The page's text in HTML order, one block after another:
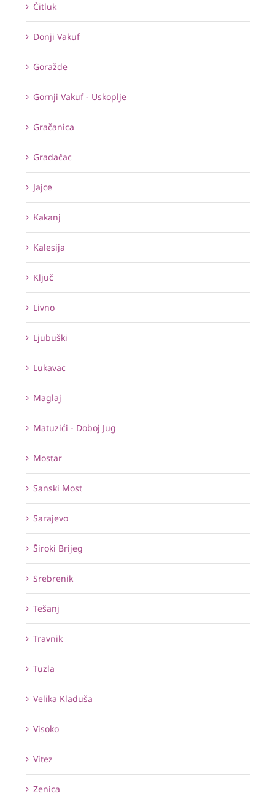
Čitluk
Donji Vakuf
Goražde
Gornji Vakuf - Uskoplje
Gračanica
Gradačac
Jajce
Kakanj
Kalesija
Ključ
Livno
Ljubuški
Lukavac
Maglaj
Matuzići - Doboj Jug
Mostar
Sanski Most
Sarajevo
Široki Brijeg
Srebrenik
Tešanj
Travnik
Tuzla
Velika Kladuša
Visoko
Vitez
Zenica